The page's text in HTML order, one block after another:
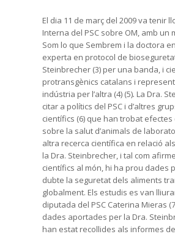
El dia 11 de març del 2009 va tenir
Interna del PSC sobre OM, amb un
Som lo que Sembrem i la doctora
experta en protocol de
Steinbrecher (3) per una banda, i
protransgènics catalans i
indústria per l’altra (4) (5). La Dra.
citar a polítics del PSC i d’altres
científics (6) que han trobat efectes
sobre la salut d’animals de
altra recerca científica en relació
la Dra. Steinbrecher, i tal com
científics al món, hi ha prou dades
dubte la seguretat dels aliments
globalment. Els estudis es van
diputada del PSC Caterina Mieras
dades aportades per la Dra.
han estat recollides als informes del